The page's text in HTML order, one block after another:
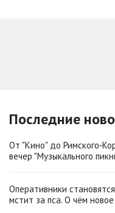
Последние
От "Кино" до
вечер "Музыкального
Оперативники
мстит за пса. О чём